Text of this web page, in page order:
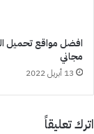
افضل مواقع تحميل
مجاني
13 أبريل 2022
اترك تعليقاً